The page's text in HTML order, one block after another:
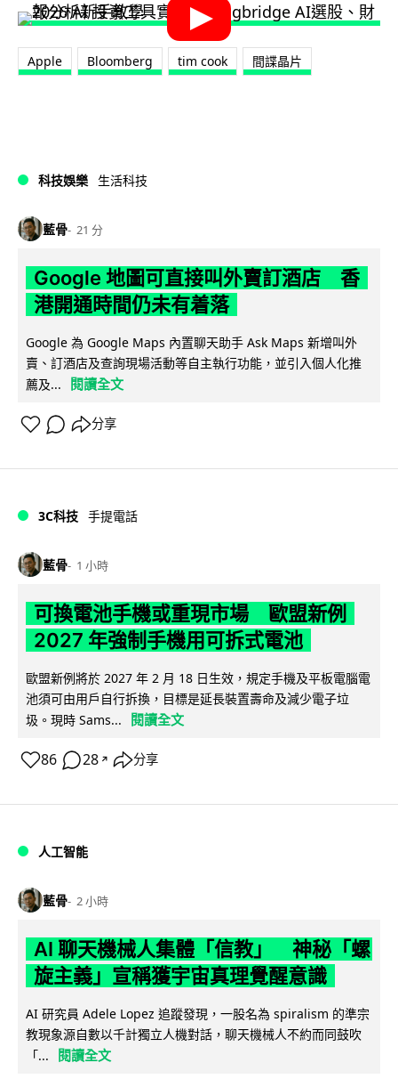
Apple Bloomberg tim cook 間諜晶片
科技娛樂 生活科技
藍骨 21 分
Google 地圖可直接叫外賣訂酒店 香
港開通時間仍未有着落
Google 為 Google Maps 內置聊天助手 Ask Maps 新增叫外
賣、訂酒店及查詢現場活動等自主執行功能，並引入個人化推
薦及...
閱讀全文
分享
3C科技 手提電話
藍骨 1 小時
可換電池手機或重現市場 歐盟新例
2027 年強制手機用可拆式電池
歐盟新例將於 2027 年 2 月 18 日生效，規定手機及平板電腦電
池須可由用戶自行拆換，目標是延長裝置壽命及減少電子垃
圾。現時 Sams...
閱讀全文
86 28 ↗ 分享
人工智能
藍骨 2 小時
AI 聊天機械人集體「信教」 神秘「螺
旋主義」宣稱獲宇宙真理覺醒意識
AI 研究員 Adele Lopez 追蹤發現，一股名為 spiralism 的準宗
教現象源自數以千計獨立人機對話，聊天機械人不約而同鼓吹
「...
閱讀全文